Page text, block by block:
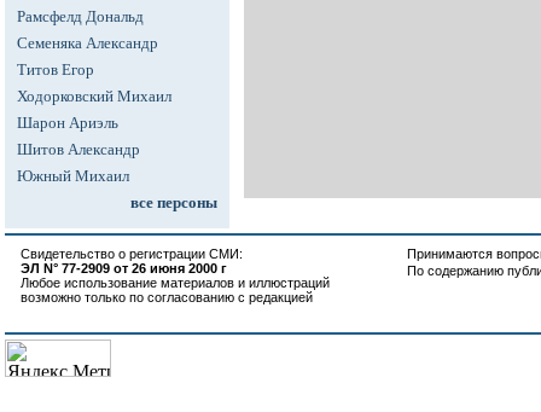
Рамсфелд Дональд
Семеняка Александр
Титов Егор
Ходорковский Михаил
Шарон Ариэль
Шитов Александр
Южный Михаил
все персоны
Свидетельство о регистрации СМИ:
ЭЛ N° 77-2909 от 26 июня 2000 г
Любое использование материалов и иллюстраций
возможно только по согласованию с редакцией
Принимаются
По содержанию